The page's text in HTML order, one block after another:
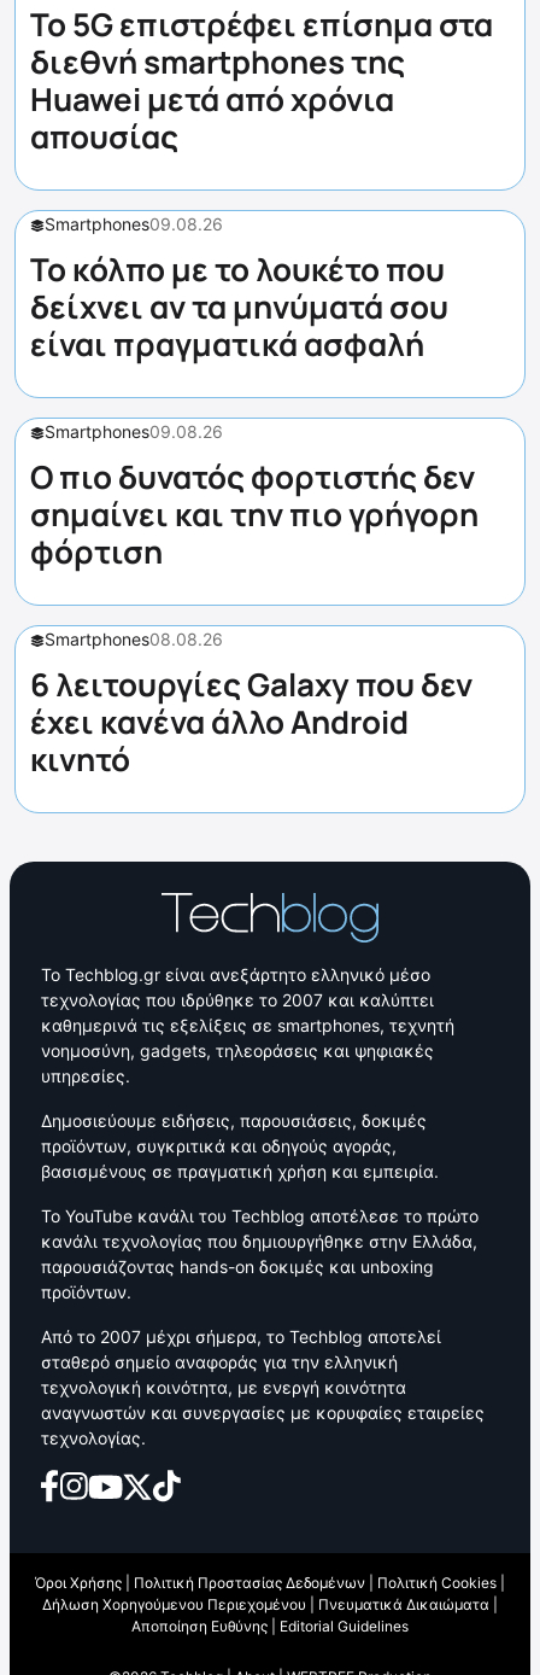
Το 5G επιστρέφει επίσημα στα
διεθνή smartphones της
Huawei μετά από χρόνια
απουσίας
Smartphones09.08.26
Το κόλπο με το λουκέτο που
δείχνει αν τα μηνύματά σου
είναι πραγματικά ασφαλή
Smartphones09.08.26
Ο πιο δυνατός φορτιστής δεν
σημαίνει και την πιο γρήγορη
φόρτιση
Smartphones08.08.26
6 λειτουργίες Galaxy που δεν
έχει κανένα άλλο Android
κινητό
Το Techblog.gr είναι ανεξάρτητο ελληνικό μέσο
τεχνολογίας που ιδρύθηκε το 2007 και καλύπτει
καθημερινά τις εξελίξεις σε smartphones, τεχνητή
νοημοσύνη, gadgets, τηλεοράσεις και ψηφιακές
υπηρεσίες.
Δημοσιεύουμε ειδήσεις, παρουσιάσεις, δοκιμές
προϊόντων, συγκριτικά και οδηγούς αγοράς,
βασισμένους σε πραγματική χρήση και εμπειρία.
Το YouTube κανάλι του Techblog αποτέλεσε το πρώτο
κανάλι τεχνολογίας που δημιουργήθηκε στην Ελλάδα,
παρουσιάζοντας hands-on δοκιμές και unboxing
προϊόντων.
Από το 2007 μέχρι σήμερα, το Techblog αποτελεί
σταθερό σημείο αναφοράς για την ελληνική
τεχνολογική κοινότητα, με ενεργή κοινότητα
αναγνωστών και συνεργασίες με κορυφαίες εταιρείες
τεχνολογίας.
Όροι Χρήσης Πολιτική Προστασίας Δεδομένων Πολιτική Cookies
Δήλωση Χορηγούμενου Περιεχομένου
Πνευματικά Δικαιώματα
Αποποίηση Ευθύνης
Editorial Guidelines